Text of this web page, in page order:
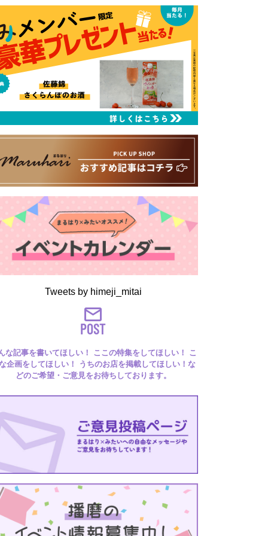
はり 雑誌・デジタルブック
books
Tweets by himeji_mitai
POST
な記事を書いてほしい！ ここの特集をしてほしい！ こ
企画をしてほしい！ うちのお店を掲載してほしい！な
どのご希望・ご意見をお待ちしております。